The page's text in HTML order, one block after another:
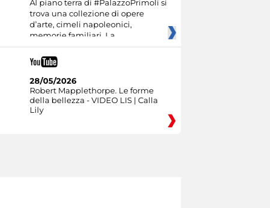
Al piano terra di #PalazzoPrimoli si
trova una collezione di opere
d’arte, cimeli napoleonici,
memorie familiari. La
28/05/2026
Robert Mapplethorpe. Le forme
della bellezza - VIDEO LIS | Calla
Lily